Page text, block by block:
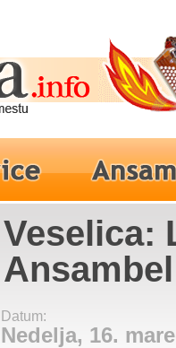
Veselica:
Datum:
Nedelja, 16.